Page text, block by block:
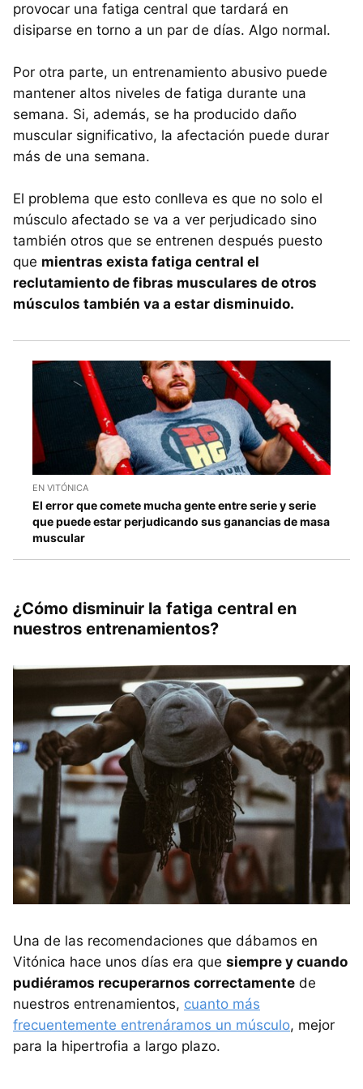
provocar una fatiga central que tardará en
disiparse en torno a un par de días. Algo normal.
Por otra parte, un entrenamiento abusivo puede
mantener altos niveles de fatiga durante una
semana. Si, además, se ha producido daño
muscular significativo, la afectación puede durar
más de una semana.
El problema que esto conlleva es que no solo el
músculo afectado se va a ver perjudicado sino
también otros que se entrenen después puesto
que mientras exista fatiga central el
reclutamiento de fibras musculares de otros
músculos también va a estar disminuido.
EN VITÓNICA
El error que comete mucha gente entre serie y serie
que puede estar perjudicando sus ganancias de masa
muscular
¿Cómo disminuir la fatiga central en
nuestros entrenamientos?
Una de las recomendaciones que dábamos en
Vitónica hace unos días era que siempre y cuando
pudiéramos recuperarnos correctamente de
nuestros entrenamientos, cuanto más
frecuentemente entrenáramos un músculo, mejor
para la hipertrofia a largo plazo.